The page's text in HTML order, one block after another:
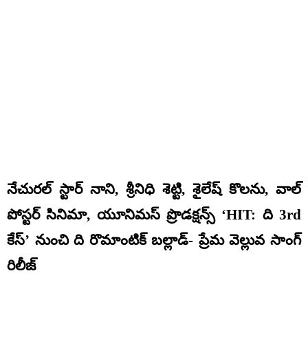
నేచురల్ స్టార్ నాని, శ్రీనిధి శెట్టి, శైలేష్ కొలను, వాల్
పోస్టర్ సినిమా, యూనిమస్ ప్రొడక్షన్స్ ‘HIT: ది 3rd
కేస్’ నుంచి ది రొమాంటిక్ బల్లాడ్- ప్రేమ వెల్లువ సాంగ్
రిలీజ్